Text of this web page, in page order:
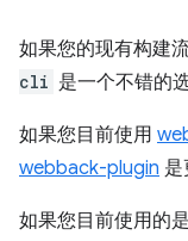
如果您的现有构建
cli 是一个不错的选
如果您目前使用
webback-plugin
如果您目前使用的是